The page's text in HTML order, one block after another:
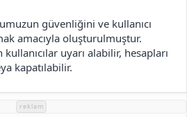
güvenliğini ve kullanıcı
amacıyla oluşturulmuştur.
uyarı alabilir, hesapları
kapatılabilir.
reklam